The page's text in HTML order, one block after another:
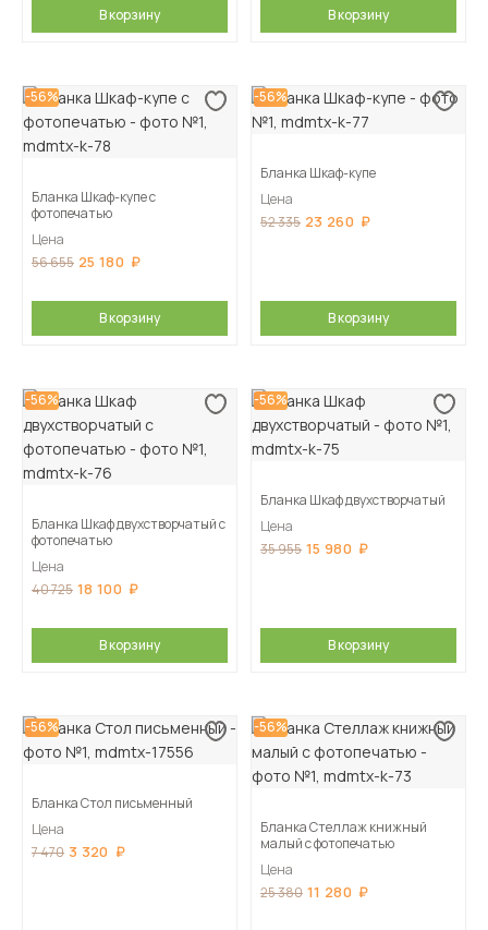
В корзину В корзину
-56%
Бланка Шкаф-купе с
фотопечатью
Цена
56 655 25 180
В корзину
-56%
Бланка Шкаф-купе
Цена
52 335 23 260
В корзину
-56%
Бланка Шкаф двухстворчатый с
фотопечатью
Цена
40 725 18 100
В корзину
-56%
Бланка Шкаф двухстворчатый
Цена
35 955 15 980
В корзину
-56%
Бланка Стол письменный
Цена
7 470 3 320
-56%
Бланка Стеллаж книжный
малый с фотопечатью
Цена
25 380 11 280